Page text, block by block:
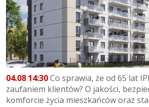
04.08 14:30Co sprawia, że od 65 lat
zaufaniem klientów? O jakości,
komforcie życia mieszkańców oraz